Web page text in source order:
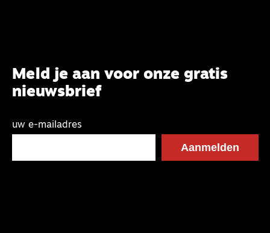
Meld je aan voor onze gratis
nieuwsbrief
uw e-mailadres